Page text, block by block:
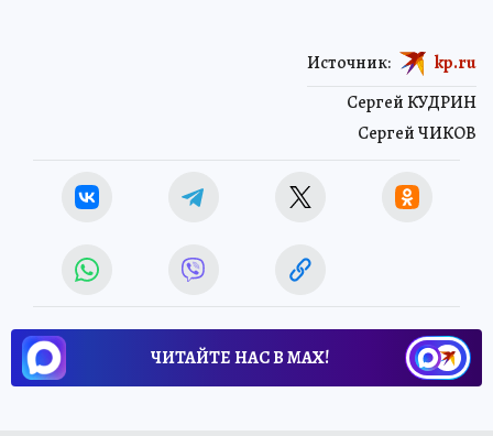
Сергей КУДРИН
Сергей ЧИКОВ
Источник: kp.ru
ЧИТАЙТЕ НАС В МАХ!